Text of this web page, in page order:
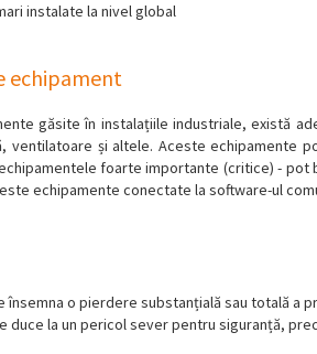
instalate la nivel global
echipament
găsite în instalațiile industriale, există
ventilatoare și altele. Aceste echipamente
foarte importante (critice) -
echipamente conectate la software-ul
o pierdere substanțială sau totală a
duce la un pericol sever pentru siguranță,